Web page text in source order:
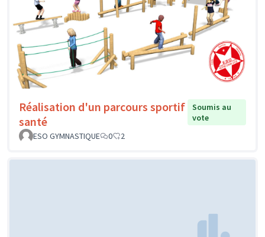
Réalisation d'un parcours sportif
santé
Soumis au
vote
ESO GYMNASTIQUE
0 2